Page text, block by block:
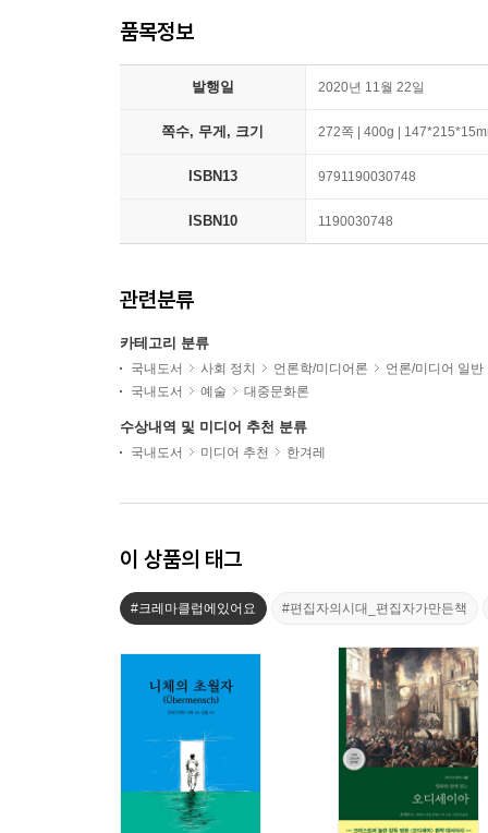
품목정보
발행일 2020년 11월 22일
쪽수, 무게, 크기 272쪽 | 400g |
ISBN13 9791190030748
ISBN10 1190030748
관련분류
카테고리 분류
국내도서 사회 정치 언론학/미디어론
언론/미디어 일반
국내도서
예술 대중문화론
수상내역 및 미디어 추천 분류
국내도서 미디어 추천 한겨레
이 상품의 태그
#크레마클럽에있어요 #편집자의시대_편집자가만든책